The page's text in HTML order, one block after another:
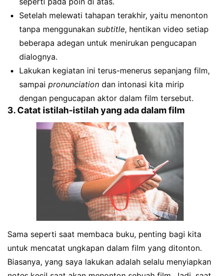
Setelah melewati tahapan terakhir, yaitu menonton
tanpa menggunakan subtitle, hentikan video setiap
beberapa adegan untuk menirukan pengucapan
dialognya.
Lakukan kegiatan ini terus-menerus sepanjang film,
sampai pronunciation dan intonasi kita mirip
dengan pengucapan aktor dalam film tersebut.
3. Catat istilah-istilah yang ada dalam film
Sama seperti saat membaca buku, penting bagi kita
untuk mencatat ungkapan dalam film yang ditonton.
Biasanya, yang saya lakukan adalah selalu menyiapkan